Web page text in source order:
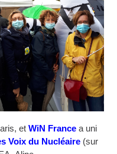
et WiN France a uni
Voix du Nucléaire (sur